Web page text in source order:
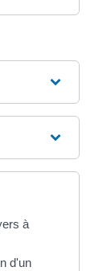
à
d'un